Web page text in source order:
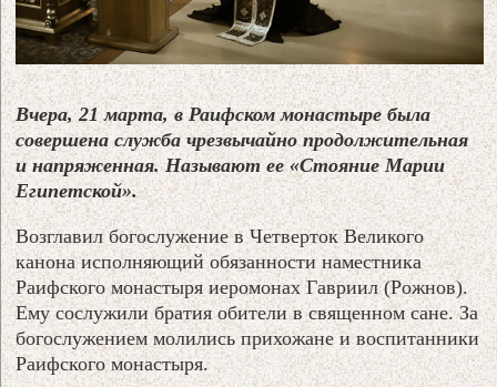
Вчера, 21 марта, в Раифском монастыре была
совершена служба чрезвычайно продолжительная
и напряженная. Называют ее «Стояние Марии
Египетской».
Возглавил богослужение в Четверток Великого
канона исполняющий обязанности наместника
Раифского монастыря иеромонах Гавриил (Рожнов).
Ему сослужили братия обители в священном сане. За
богослужением молились прихожане и воспитанники
Раифского монастыря.